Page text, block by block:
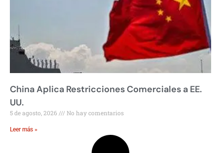
China Aplica Restricciones Comerciales a EE.
UU.
5 de agosto, 2026 No hay comentarios
Leer más »